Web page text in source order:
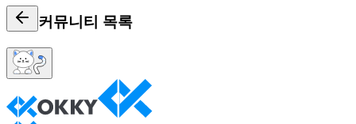
커뮤니티 목록